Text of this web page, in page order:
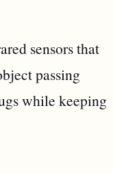
sensors that
passing
while keeping